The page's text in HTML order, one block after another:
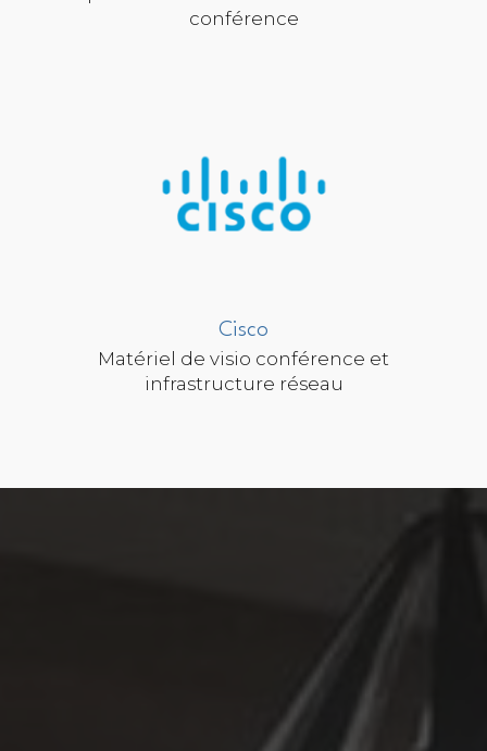
conférence
Cisco
Matériel de visio conférence et
infrastructure réseau